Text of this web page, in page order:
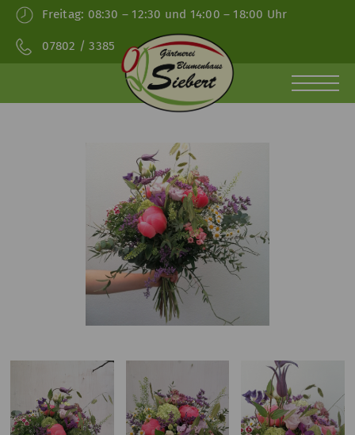
Freitag: 08:30 – 12:30 und 14:00 – 18:00 Uhr
07802 / 3385
ÜBER GÄRTNEREI